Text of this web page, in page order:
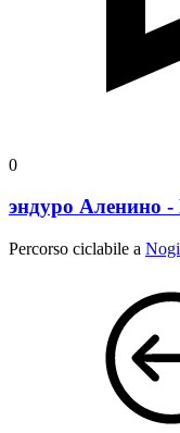
0
эндуро Аленино
Percorso ciclabile a